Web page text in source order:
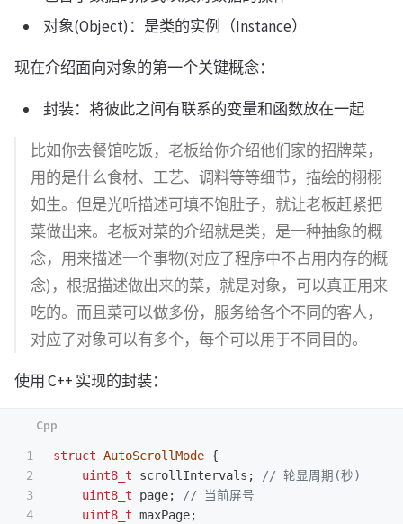
对象(Object)：是类的实例（Instance）
现在介绍面向对象的第一个关键概念：
封装：将彼此之间有联系的变量和函数放在一起
比如你去餐馆吃饭，老板给你介绍他们家的招牌菜，
用的是什么食材、工艺、调料等等细节，描绘的栩栩
如生。但是光听描述可填不饱肚子，就让老板赶紧把
菜做出来。老板对菜的介绍就是类，是一种抽象的概
念，用来描述一个事物(对应了程序中不占用内存的概
念)，根据描述做出来的菜，就是对象，可以真正用来
吃的。而且菜可以做多份，服务给各个不同的客人，
对应了对象可以有多个，每个可以用于不同目的。
使用 C++ 实现的封装：
1
2
3
4
struct AutoScrollMode {
uint8_t
scrollIntervals ;
// 轮显周期(秒)
uint8_t
page;
// 当前屏号
uint8_t maxPage;